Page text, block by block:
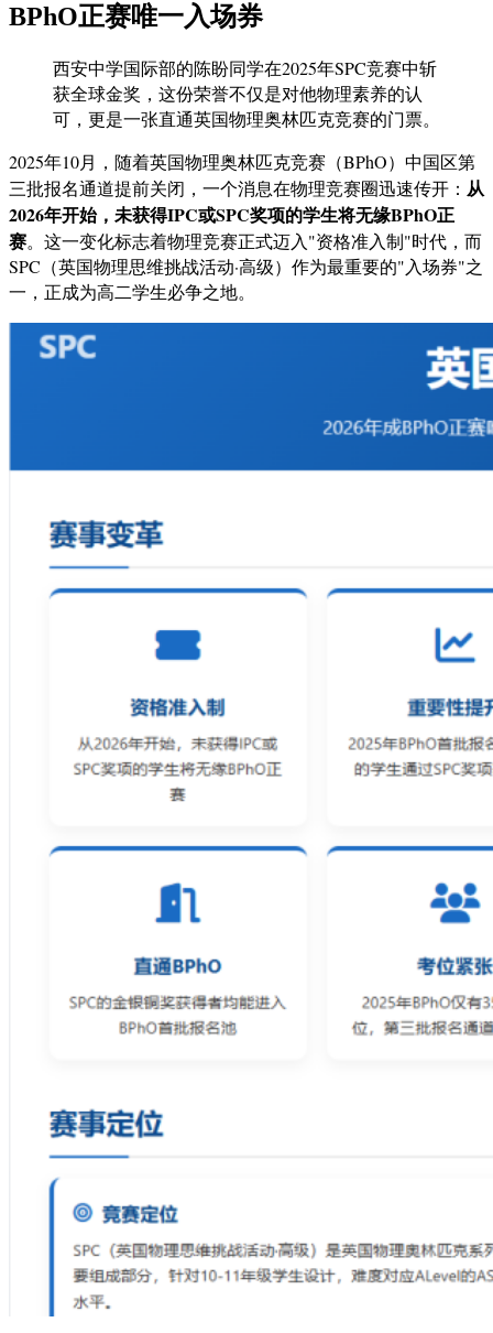
BPhO正赛唯一入场券
西安中学国际部的陈盼同学在2025年SPC竞赛中斩
获全球金奖，这份荣誉不仅是对他物理素养的认
可，更是一张直通英国物理奥林匹克竞赛的门票。
2025年10月，随着英国物理奥林匹克竞赛（BPhO）中国区第
三批报名通道提前关闭，一个消息在物理竞赛圈迅速传开： 从
2026年开始，未获得IPC或SPC奖项的学生将无缘BPhO正
赛。这一变化标志着物理竞赛正式迈入"资格准入制"时代，而
SPC（英国物理思维挑战活动·高级）作为最重要的"入场券"之
一，正成为高二学生必争之地。